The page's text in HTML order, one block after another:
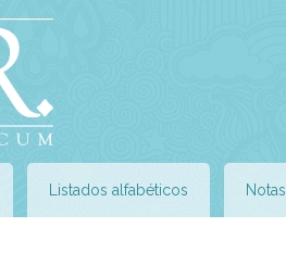
Listados alfabéticos